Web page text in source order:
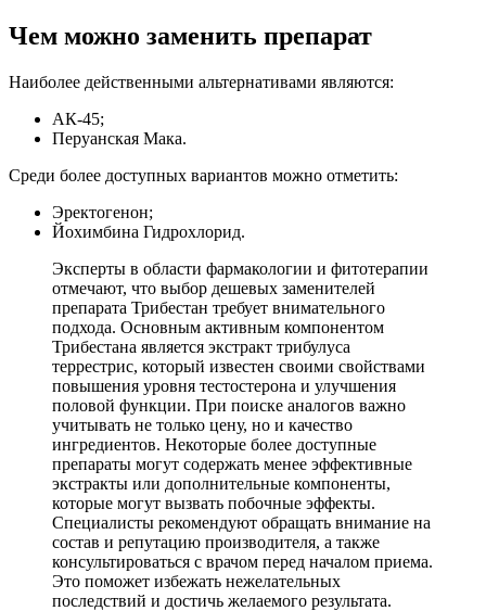
Чем можно заменить препарат
Наиболее действенными альтернативами являются:
АК-45;
Перуанская Мака.
Среди более доступных вариантов можно отметить:
Эректогенон;
Йохимбина Гидрохлорид.
Эксперты в области фармакологии и фитотерапии
отмечают, что выбор дешевых заменителей
препарата Трибестан требует внимательного
подхода. Основным активным компонентом
Трибестана является экстракт трибулуса
террестрис, который известен своими свойствами
повышения уровня тестостерона и улучшения
половой функции. При поиске аналогов важно
учитывать не только цену, но и качество
ингредиентов. Некоторые более доступные
препараты могут содержать менее эффективные
экстракты или дополнительные компоненты,
которые могут вызвать побочные эффекты.
Специалисты рекомендуют обращать внимание на
состав и репутацию производителя, а также
консультироваться с врачом перед началом приема.
Это поможет избежать нежелательных
последствий и достичь желаемого результата.